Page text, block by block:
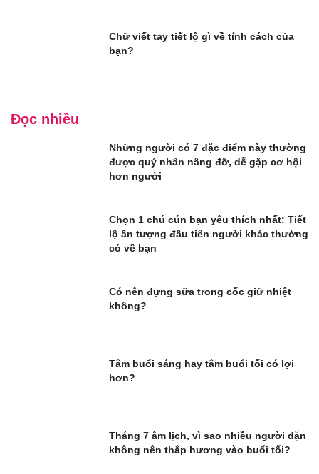
Chữ viết tay tiết lộ gì về tính cách của
bạn?
Đọc nhiều
Những người có 7 đặc điểm này thường
được quý nhân nâng đỡ, dễ gặp cơ hội
hơn người
Chọn 1 chú cún bạn yêu thích nhất: Tiết
lộ ấn tượng đầu tiên người khác thường
có về bạn
Có nên đựng sữa trong cốc giữ nhiệt
không?
Tắm buổi sáng hay tắm buổi tối có lợi
hơn?
Tháng 7 âm lịch, vì sao nhiều người dặn
không nên thắp hương vào buổi tối?